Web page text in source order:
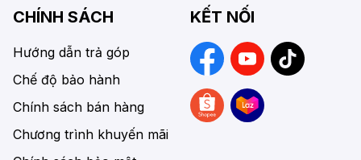
CHÍNH SÁCH
Hướng dẫn trả góp
Chế độ bảo hành
Chính sách bán hàng
Chương trình khuyến mãi
KẾT NỐI